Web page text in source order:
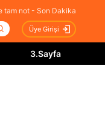
tam not - Son Dakika
Üye Girişi
3.Sayfa